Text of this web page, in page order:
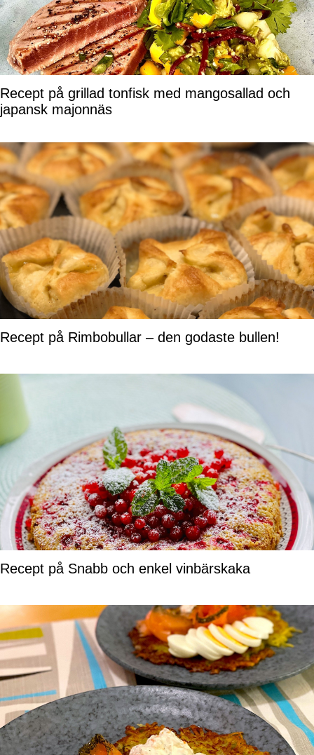
Recept på grillad tonfisk med mangosallad och
japansk majonnäs
Recept på Rimbobullar – den godaste bullen!
Recept på Snabb och enkel vinbärskaka